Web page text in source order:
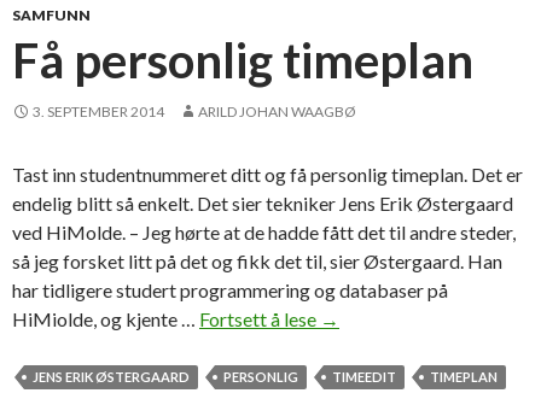
i
l
f
o
r
e
SAMFUNN
Få personlig timeplan
3. SEPTEMBER 2014 ARILD JOHAN WAAGBØ
Tast inn studentnummeret ditt og få personlig timeplan. Det er
endelig blitt så enkelt. Det sier tekniker Jens Erik Østergaard
ved HiMolde. – Jeg hørte at de hadde fått det til andre steder,
så jeg forsket litt på det og fikk det til, sier Østergaard. Han
har tidligere studert programmering og databaser på
HiMiolde, og kjente … Fortsett å lese F
p
→
JENS ERIK ØSTERGAARD PERSONLIG TIMEEDIT TIMEPLAN